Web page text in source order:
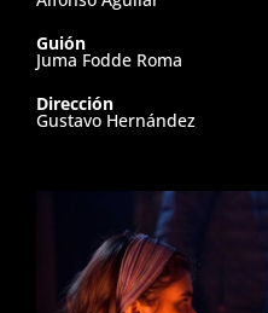
Guión
Juma Fodde Roma
Dirección
Gustavo Hernández